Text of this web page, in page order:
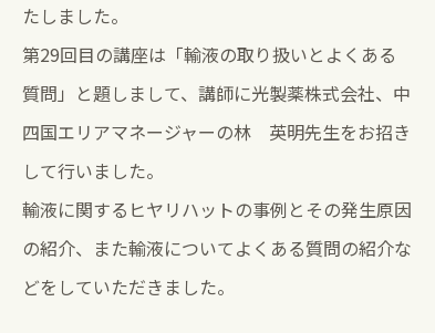
たしました。
第29回目の講座は「輸液の取り扱いとよくある
質問」と題しまして、講師に光製薬株式会社、中
四国エリアマネージャーの林 英明先生をお招き
して行いました。
輸液に関するヒヤリハットの事例とその発生原因
の紹介、また輸液についてよくある質問の紹介な
どをしていただきました。